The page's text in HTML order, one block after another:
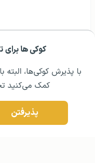
کوکی ها برای
با پذیرش کوکی‌ها،
کمک می‌کنید
پذیرفتن
مشــاوره اولیه رایگان: ۰۲۱ ۴۳۰۰۰ ۰۲۱